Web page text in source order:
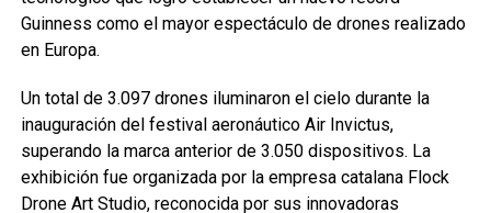
Guinness como el mayor espectáculo de drones realizado
en Europa.
Un total de 3.097 drones iluminaron el cielo durante la
inauguración del festival aeronáutico Air Invictus,
superando la marca anterior de 3.050 dispositivos. La
exhibición fue organizada por la empresa catalana Flock
Drone Art Studio, reconocida por sus innovadoras